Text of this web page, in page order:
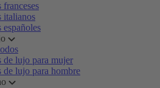
franceses
italianos
españoles
de lujo para mujer
de lujo para hombre